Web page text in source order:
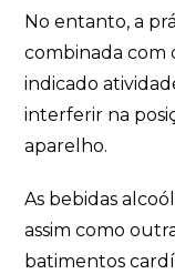
No entanto, a
combinada com
indicado
interferir na
aparelho.
As bebidas
assim como
batimentos